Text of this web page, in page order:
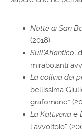
Notte di San
(2018)
Sull’Atlantico,
mirabolanti
La collina dei
bellissima
grafomane”
La Kattiveria e
l’avvoltoio”